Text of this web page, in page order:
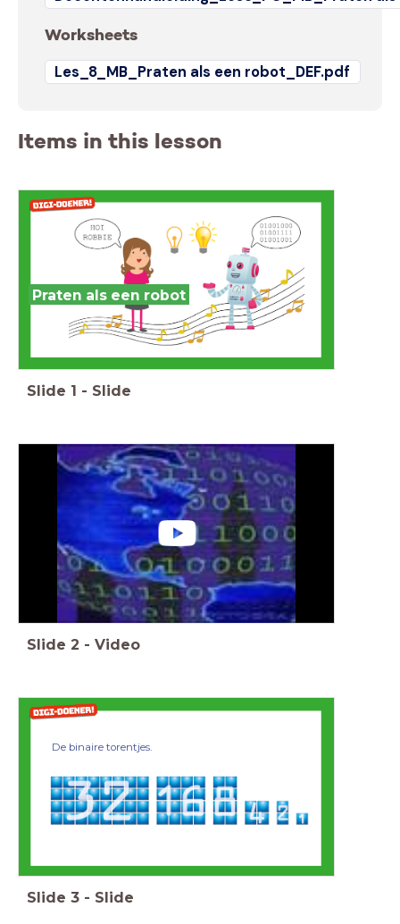
Worksheets
Les_8_MB_Praten als een robot_DEF.pdf
Items in this lesson
Praten als een robot
Slide 1 - Slide
Slide 2 - Video
De binaire torentjes.
Slide 3 - Slide